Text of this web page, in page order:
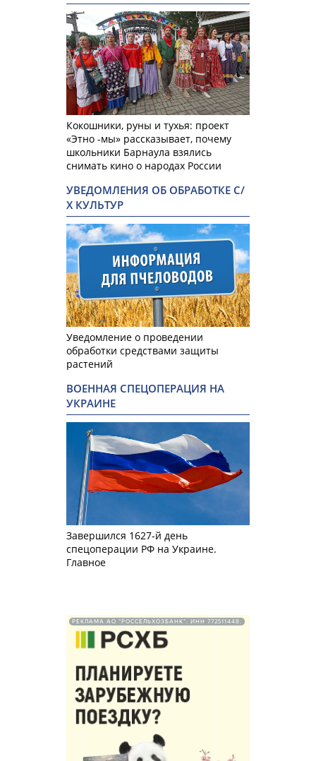
Кокошники, руны и тухья: проект
«Этно -мы» рассказывает, почему
школьники Барнаула взялись
снимать кино о народах России
УВЕДОМЛЕНИЯ ОБ ОБРАБОТКЕ С/
Х КУЛЬТУР
Уведомление о проведении
обработки средствами защиты
растений
ВОЕННАЯ СПЕЦОПЕРАЦИЯ НА
УКРАИНЕ
Завершился 1627-й день
спецоперации РФ на Украине.
Главное
РЕКЛАМА АО "РОССЕЛЬХОЗБАНК". ИНН 772511448.